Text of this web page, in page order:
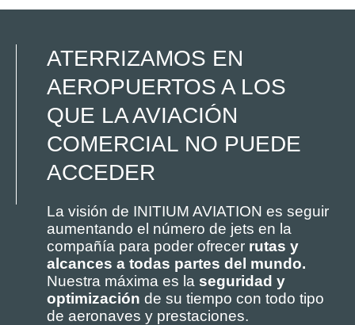
ATERRIZAMOS EN
AEROPUERTOS A LOS
QUE LA AVIACIÓN
COMERCIAL NO PUEDE
ACCEDER
La visión de INITIUM AVIATION es seguir
aumentando el número de jets en la
compañía para poder ofrecer rutas y
alcances a todas partes del mundo.
Nuestra máxima es la seguridad y
optimización de su tiempo con todo tipo
de aeronaves y prestaciones.